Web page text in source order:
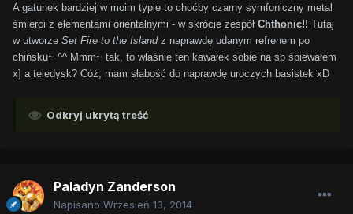
A gatunek bardziej w moim typie to choćby czarny symfoniczny metal
śmierci z elementami orientalnymi - w skrócie zespół Chthonic!! Tutaj
w utworze Set Fire to the Islandz naprawdę udanym refrenem po
chińsku~ ^^ Mmm~ tak, to właśnie ten kawałek sobie na sb śpiewałem
x] a teledysk? Cóż, mam słabość do naprawdę uroczych basistek xD
Odkryj ukrytą treść
Paladyn Zanderson
Napisano Wrzesień 13, 2014